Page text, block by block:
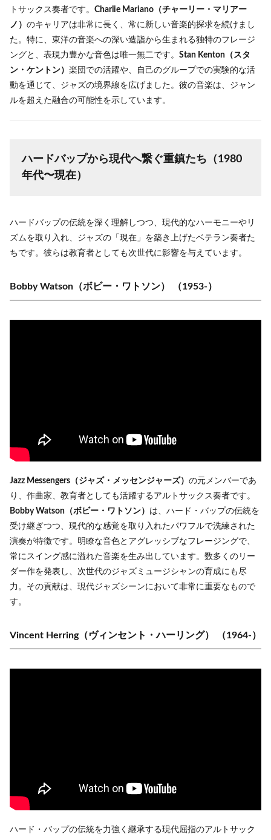
トサックス奏者です。 Charlie Mariano（チャーリー・マリアー
ノ） のキャリアは非常に長く、常に新しい音楽的探求を続けまし
た。特に、東洋の音楽への深い造詣から生まれる独特のフレージ
ングと、表現力豊かな音色は唯一無二です。 Stan Kenton（スタ
ン・ケントン） 楽団での活躍や、自己のグループでの実験的な活
動を通じて、ジャズの境界線を広げました。彼の音楽は、ジャン
ルを超えた融合の可能性を示しています。
ハードバップから現代へ繋ぐ重鎮たち（1980
年代〜現在）
ハードバップの伝統を深く理解しつつ、現代的なハーモニーやリ
ズムを取り入れ、ジャズの「現在」を築き上げたベテラン奏者た
ちです。彼らは教育者としても次世代に影響を与えています。
Bobby Watson（ボビー・ワトソン） （1953-）
Jazz Messengers（ジャズ・メッセンジャーズ） の元メンバーであ
り、作曲家、教育者としても活躍するアルトサックス奏者です。
Bobby Watson（ボビー・ワトソン） は、ハード・バップの伝統を
受け継ぎつつ、現代的な感覚を取り入れたパワフルで洗練された
演奏が特徴です。明瞭な音色とアグレッシブなフレージングで、
常にスイング感に溢れた音楽を生み出しています。数多くのリー
ダー作を発表し、次世代のジャズミュージシャンの育成にも尽
力。その貢献は、現代ジャズシーンにおいて非常に重要なもので
す。
Vincent Herring（ヴィンセント・ハーリング） （1964-）
ハード・バップの伝統を力強く継承する現代屈指のアルトサック